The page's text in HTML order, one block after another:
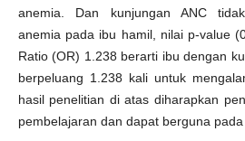
anemia. Dan kunjungan ANC
anemia pada ibu hamil, nilai p-value
Ratio (OR) 1.238 berarti ibu dengan
berpeluang 1.238 kali untuk
hasil penelitian di atas diharapkan
pembelajaran dan dapat berguna